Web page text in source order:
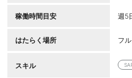
稼働時間目安 週5
はたらく場所 フ
スキル